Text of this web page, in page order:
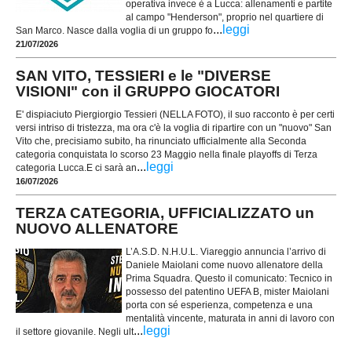
operativa invece è a Lucca: allenamenti e partite
al campo "Henderson", proprio nel quartiere di
San Marco. Nasce dalla voglia di un gruppo fo... leggi
21/07/2026
SAN VITO, TESSIERI e le "DIVERSE
VISIONI" con il GRUPPO GIOCATORI
E' dispiaciuto Piergiorgio Tessieri (NELLA FOTO), il suo racconto è per certi
versi intriso di tristezza, ma ora c'è la voglia di ripartire con un "nuovo" San
Vito che, precisiamo subito, ha rinunciato ufficialmente alla Seconda
categoria conquistata lo scorso 23 Maggio nella finale playoffs di Terza
categoria Lucca.E ci sarà an... leggi
16/07/2026
TERZA CATEGORIA, UFFICIALIZZATO un
NUOVO ALLENATORE
L’A.S.D. N.H.U.L. Viareggio annuncia l’arrivo di
Daniele Maiolani come nuovo allenatore della
Prima Squadra. Questo il comunicato: Tecnico in
possesso del patentino UEFA B, mister Maiolani
porta con sé esperienza, competenza e una
mentalità vincente, maturata in anni di lavoro con
il settore giovanile. Negli ult... leggi